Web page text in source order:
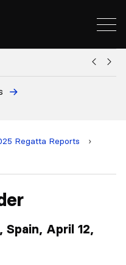
Select Venues for
Regatta Reports
›
Spain, April 12,